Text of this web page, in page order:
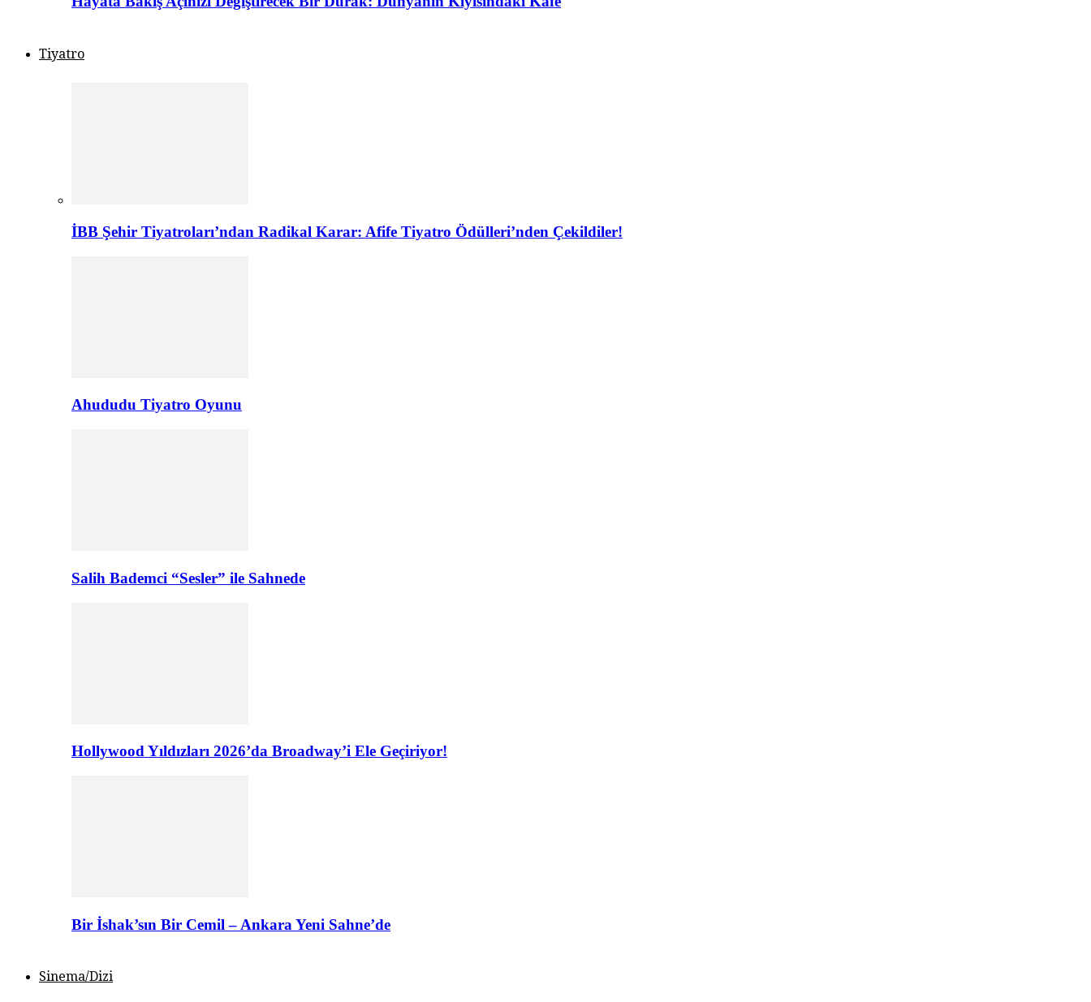
Tiyatro
İBB Şehir Tiyatroları’ndan Radikal Karar: Afife Tiyatro Ödülleri’nden Çekildiler!
Ahududu Tiyatro Oyunu
Salih Bademci “Sesler” ile Sahnede
Hollywood Yıldızları 2026’da Broadway’i Ele Geçiriyor!
Bir İshak’sın Bir Cemil – Ankara Yeni Sahne’de
Sinema/Dizi